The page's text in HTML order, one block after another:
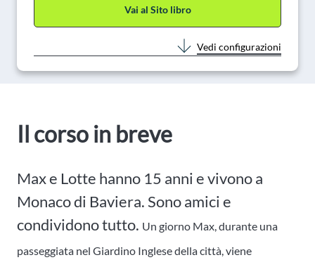
Vai al Sito libro
Vedi configurazioni
Il corso in breve
Max e Lotte hanno 15 anni e vivono a
Monaco di Baviera. Sono amici e
condividono tutto. Un giorno Max, durante una
passeggiata nel Giardino Inglese della città, viene